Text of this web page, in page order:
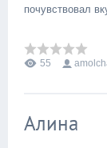
почувствовал
55
Алина